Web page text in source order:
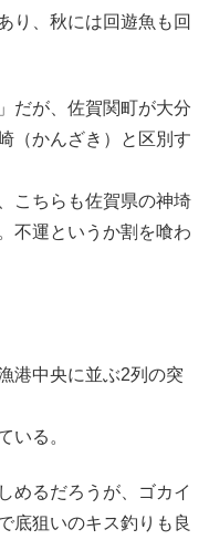
り、秋には回遊魚も回
だが、佐賀関町が大分
（かんざき）と区別す
こちらも佐賀県の神埼
不運というか割を喰わ
港中央に並ぶ2列の突
いる。
めるだろうが、ゴカイ
底狙いのキス釣りも良